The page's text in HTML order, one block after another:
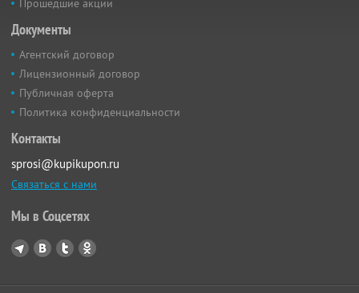
Прошедшие акции
Документы
Агентский договор
Лицензионный договор
Публичная оферта
Политика конфиденциальности
Контакты
sprosi@kupikupon.ru
Связаться с нами
Мы в Соцсетях